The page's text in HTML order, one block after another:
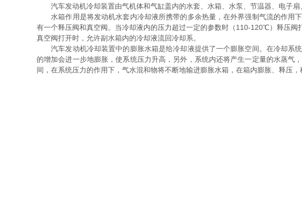
汽车发动机冷却装置由气机体和气缸盖内的水套、水箱、水泵、节温器、电子扇
水箱作用是将发动机水套内冷却液所携带的多余热量，在外界强制气流的作用
有一个释压阀和真空阀。当冷却液内的压力超过一定的参数时（110-120℃）释压
真空阀打开时，允许副水箱内的冷却液流回冷却系。
汽车发动机冷却装置中的膨胀水箱是给冷却液提供了一个膨胀空间。在冷却系
的增加会进一步地膨胀，使系统压力升高，另外，系统内还将产生一定量的水蒸
间，在系统压力的作用下，气水混和物将不断地输进膨胀水箱，在箱内膨胀、释压，